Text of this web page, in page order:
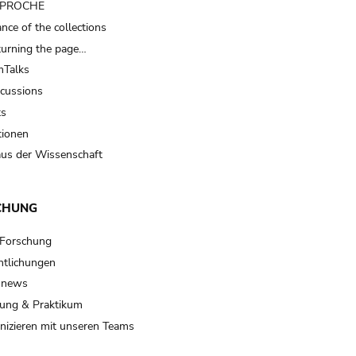
of the collections
the page…
der Wissenschaft
& Praktikum
mit unseren Teams